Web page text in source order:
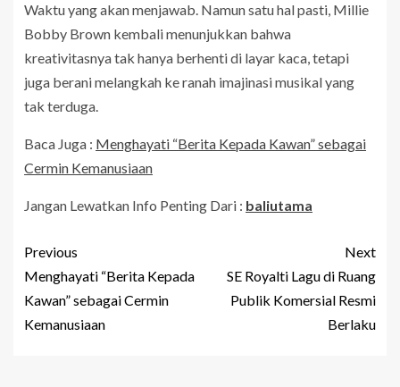
Waktu yang akan menjawab. Namun satu hal pasti, Millie
Bobby Brown kembali menunjukkan bahwa
kreativitasnya tak hanya berhenti di layar kaca, tetapi
juga berani melangkah ke ranah imajinasi musikal yang
tak terduga.
Baca Juga : Menghayati “Berita Kepada Kawan” sebagai
Cermin Kemanusiaan
Jangan Lewatkan Info Penting Dari : baliutama
Previous
Menghayati “Berita Kepada
Kawan” sebagai Cermin
Kemanusiaan
Next
SE Royalti Lagu di Ruang
Publik Komersial Resmi
Berlaku